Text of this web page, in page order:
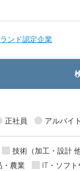
ンド認定企業
正社員 アルバイ
技術（加工・設計 他
・農業
IT・ソフ